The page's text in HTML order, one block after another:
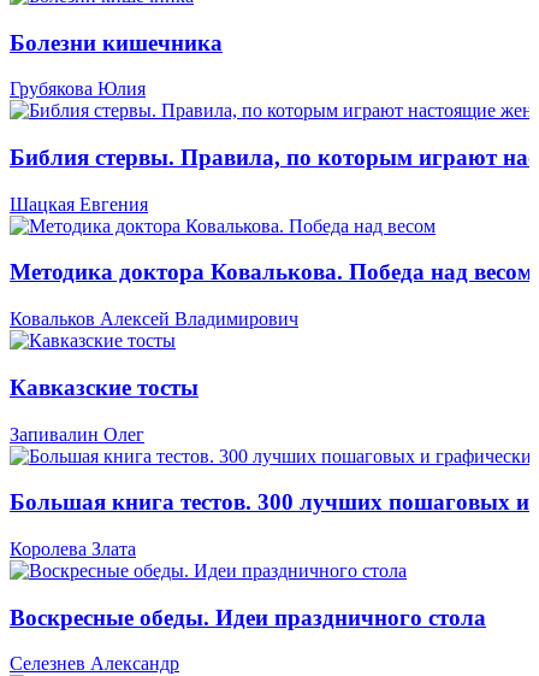
Болезни кишечника
Грубякова Юлия
Библия стервы. Правила, по которым играют
Шацкая Евгения
Методика доктора Ковалькова. Победа над весом
Ковальков Алексей Владимирович
Кавказские тосты
Запивалин Олег
Большая книга тестов. 300 лучших пошаговых и
Королева Злата
Воскресные обеды. Идеи праздничного стола
Селезнев Александр